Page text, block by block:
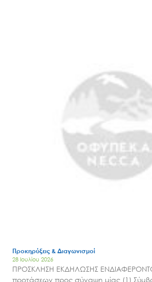
Προκηρύξεις & Διαγωνισμοί
28 Ιουλίου 2026
ΠΡΟΣΚΛΗΣΗ ΕΚΔΗΛΩΣΗΣ
προτάσεων προς σύναψη μίας (1)